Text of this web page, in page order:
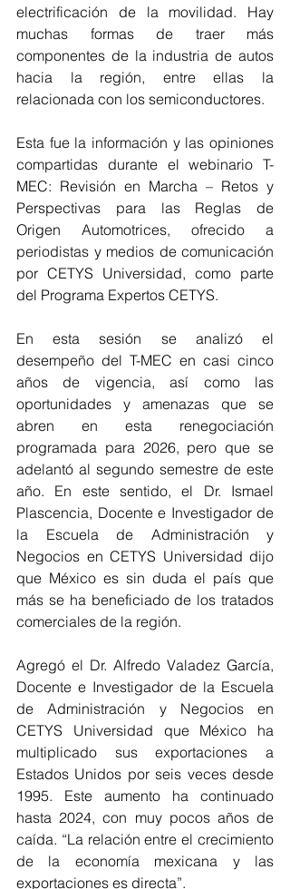
electrificación de la movilidad. Hay
muchas formas de traer más
componentes de la industria de autos
hacia la región, entre ellas la
relacionada con los semiconductores.
Esta fue la información y las opiniones
compartidas durante el webinario T-
MEC: Revisión en Marcha – Retos y
Perspectivas para las Reglas de
Origen Automotrices, ofrecido a
periodistas y medios de comunicación
por CETYS Universidad, como parte
del Programa Expertos CETYS.
En esta sesión se analizó el
desempeño del T-MEC en casi cinco
años de vigencia, así como las
oportunidades y amenazas que se
abren en esta renegociación
programada para 2026, pero que se
adelantó al segundo semestre de este
año. En este sentido, el Dr. Ismael
Plascencia, Docente e Investigador de
la Escuela de Administración y
Negocios en CETYS Universidad dijo
que México es sin duda el país que
más se ha beneficiado de los tratados
comerciales de la región.
Agregó el Dr. Alfredo Valadez García,
Docente e Investigador de la Escuela
de Administración y Negocios en
CETYS Universidad que México ha
multiplicado sus exportaciones a
Estados Unidos por seis veces desde
1995. Este aumento ha continuado
hasta 2024, con muy pocos años de
caída. “La relación entre el crecimiento
de la economía mexicana y las
exportaciones es directa”.